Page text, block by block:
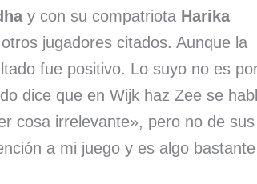
y con su compatriota Harika
jugadores citados. Aunque la
fue positivo. Lo suyo no es
dice que en Wijk haz Zee se
cosa irrelevante», pero no de sus
a mi juego y es algo bastante